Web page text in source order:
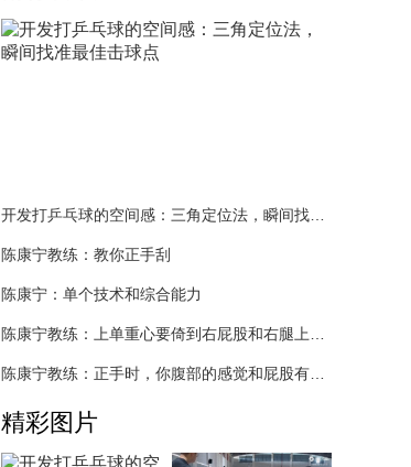
陈康宁教练：教你正手刮
陈康宁：单个技术和综合能力
精彩图片